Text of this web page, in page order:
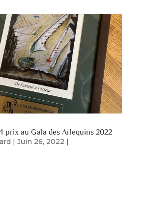
prix au Gala des Arlequins 2022
| Juin 26, 2022 |